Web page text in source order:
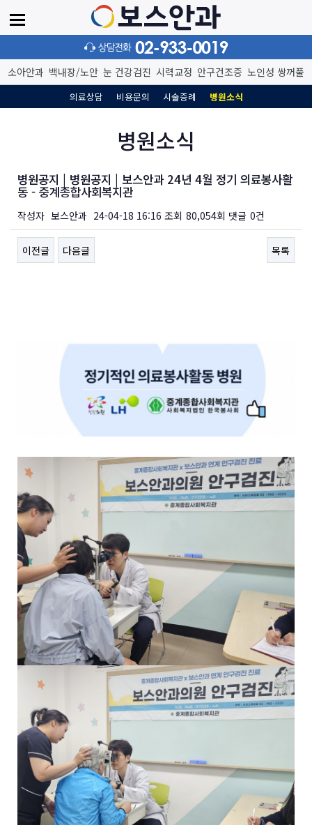
소아안과 백내장/노안 눈 건강검진 시력교정 안구건조증 노인성 쌍꺼풀
의료상담 비용문의 시술증례 병원소식
병원소식
병원공지 | 병원공지 | 보스안과 24년 4월 정기 의료봉사활
동 - 중계종합사회복지관
작성자 보스안과 24-04-18 16:16 조회 80,054회 댓글 0건
이전글 다음글 목록